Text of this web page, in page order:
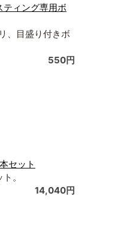
ティング専用ボ
、目盛り付きボ
550円
セット
。
14,040円